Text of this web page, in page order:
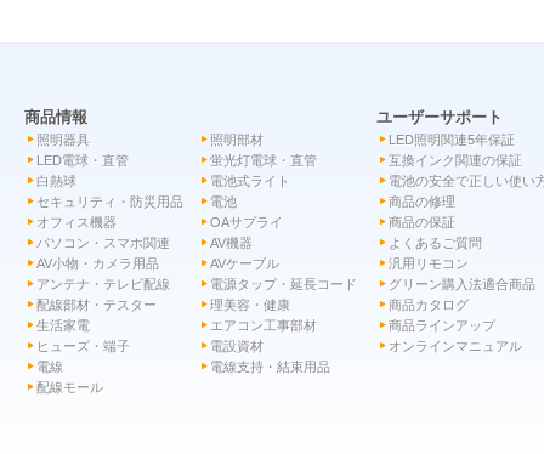
商品情報
照明器具
照明部材
LED電球・直管
蛍光灯電球・直管
白熱球
電池式ライト
セキュリティ・防災用品
電池
オフィス機器
OAサプライ
パソコン・スマホ関連
AV機器
AV小物・カメラ用品
AVケーブル
アンテナ・テレビ配線
電源タップ・延長コード
配線部材・テスター
理美容・健康
生活家電
エアコン工事部材
ヒューズ・端子
電設資材
電線
電線支持・結束用品
配線モール
ユーザーサポート
LED照明関連5年保証
互換インク関連の保証
電池の安全で正しい使い
商品の修理
商品の保証
よくあるご質問
汎用リモコン
グリーン購入法適合商品
商品カタログ
商品ラインアップ
オンラインマニュアル